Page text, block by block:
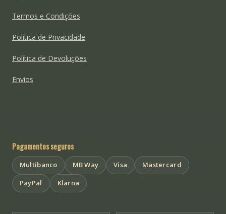
Termos e Condições
Política de Privacidade
Política de Devoluções
Envios
Pagamentos seguros
Multibanco MB Way Visa
Mastercard
PayPal
Klarna